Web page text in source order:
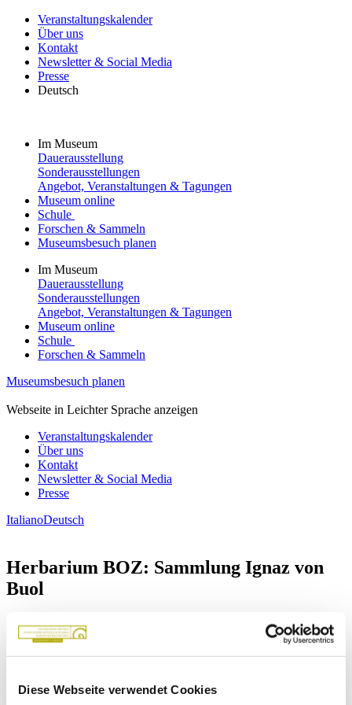
Diese Webseite verwendet Cookies
Veranstaltungskalender
Über uns
Kontakt
Newsletter & Social Media
Presse
Deutsch
Im Museum
Dauerausstellung
Sonderausstellungen
Angebot, Veranstaltungen & Tagungen
Museum online
Schule
Forschen & Sammeln
Museumsbesuch planen
Im Museum
Dauerausstellung
Sonderausstellungen
Angebot, Veranstaltungen & Tagungen
Museum online
Schule
Forschen & Sammeln
Museumsbesuch planen
Webseite in Leichter Sprache anzeigen
Veranstaltungskalender
Über uns
Kontakt
Newsletter & Social Media
Presse
ItalianoDeutsch
Herbarium BOZ: Sammlung Ignaz von
Buol
Zurück zur Übersicht
Das Herbar stammt aus einem Nachlass aus der Verwandtschaft der